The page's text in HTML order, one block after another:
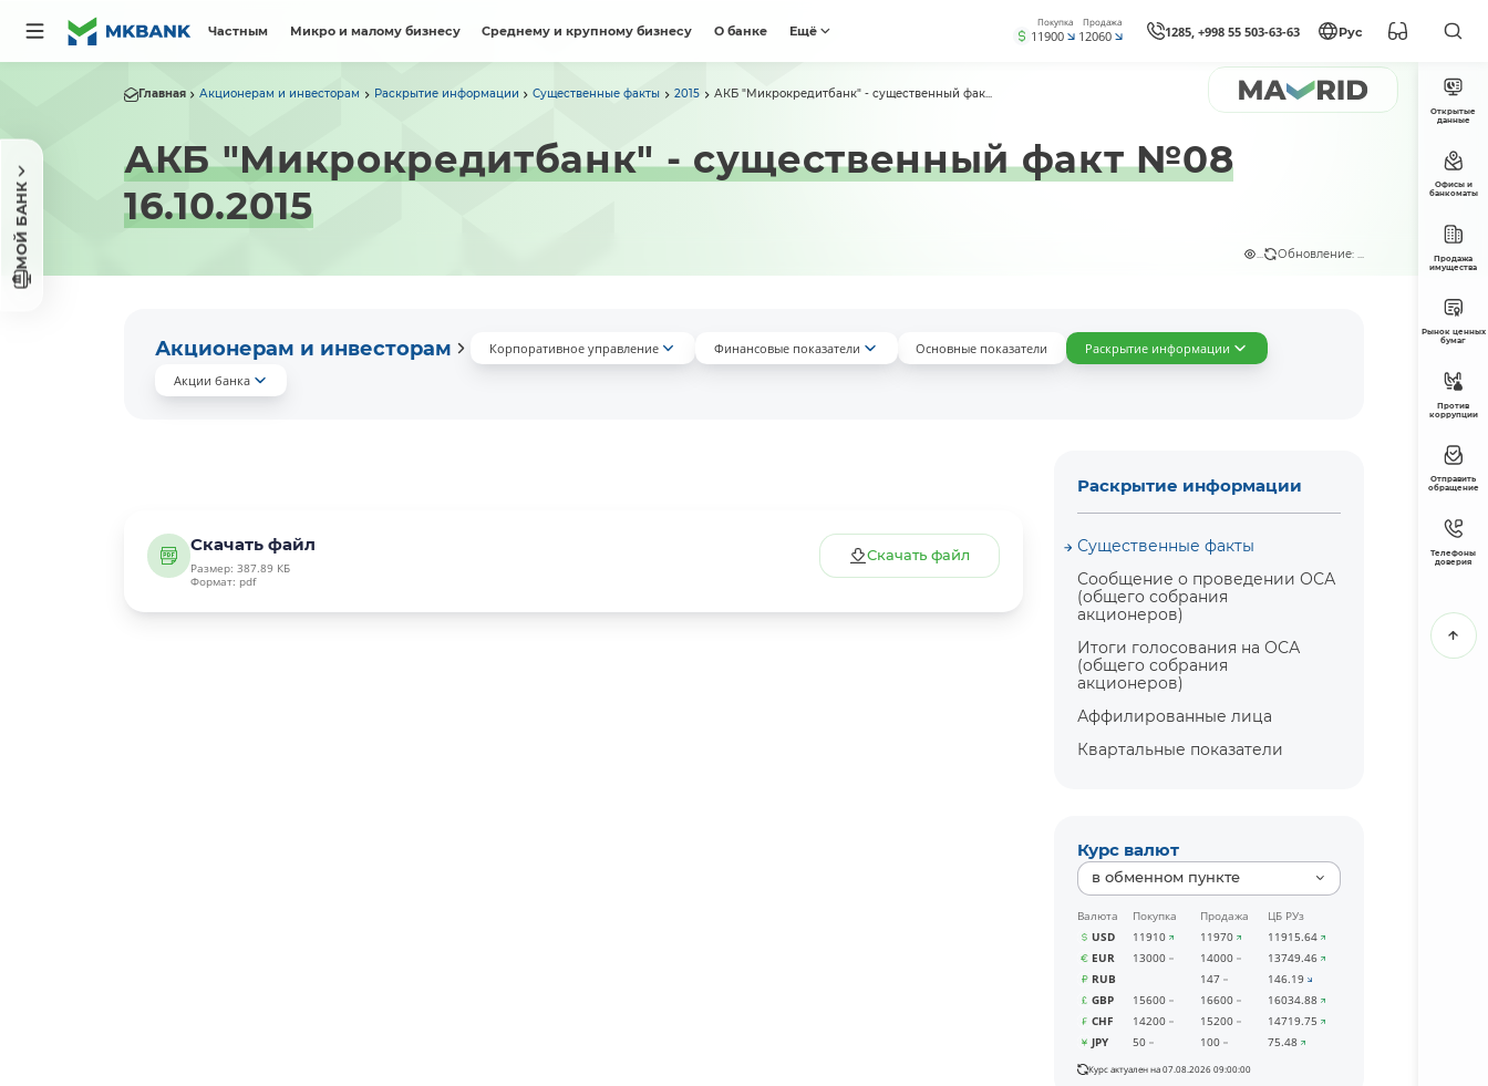
Частным Микро и малому бизнесу Среднему и крупному бизнесу О банке Ещё
Покупка
11900
Продажа
12060 1285, +998 55 503-63-63 Рус
МОЙ БАНК
Главная Акционерам и инвесторам Раскрытие информации Существенные факты 2015 АКБ "Микрокредитбанк" - существенный фак...
АКБ "Микрокредитбанк" - существенный факт №08
16.10.2015
Обновление: ...
Акционерам и инвесторам Корпоративное управление Финансовые показатели Основные показатели
Раскрытие информации
Акции банка
Скачать файл
Размер: 387.89 КБ
Формат: pdf
Скачать файл
Раскрытие информации
Существенные факты
Сообщение о проведении ОСА
(общего собрания
акционеров)
Итоги голосования на ОСА
(общего собрания
акционеров)
Аффилированные лица
Квартальные показатели
Курс валют
в обменном пункте
Валюта Покупка Продажа
ЦБ РУз
USD
11910 11970
11915.64
EUR
13000 14000
13749.46
RUB
147
146.19
GBP
15600 16600
16034.88
CHF
14200 15200
14719.75
JPY
50 100 75.48
Курс актуален на 07.08.2026 09:00:00
Открытые
данные
Офисы и
банкоматы
Продажа
имущества
Рынок ценных
бумаг
Против
коррупции
Отправить
обращение
Телефоны
доверия